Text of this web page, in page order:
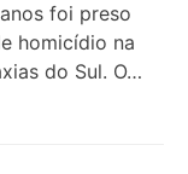
foi preso
homicídio na
do Sul. O…